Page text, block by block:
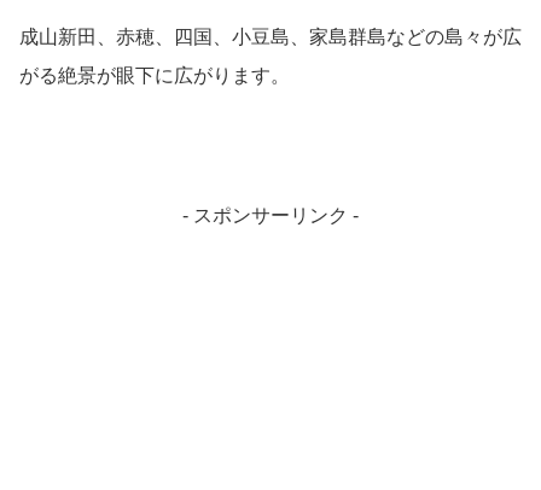
成山新田、赤穂、四国、小豆島、家島群島などの島々が広
がる絶景が眼下に広がります。
- スポンサーリンク -